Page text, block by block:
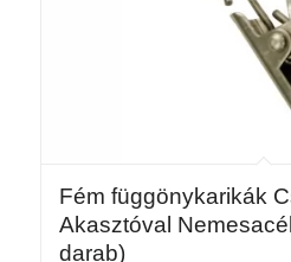
Fém függönykarikák
Akasztóval
darab)